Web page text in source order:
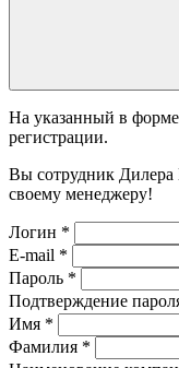
На указанный в
регистрации.
Вы сотрудник
своему менеджеру!
Логин *
E-mail *
Пароль *
Подтверждение
Имя *
Фамилия *